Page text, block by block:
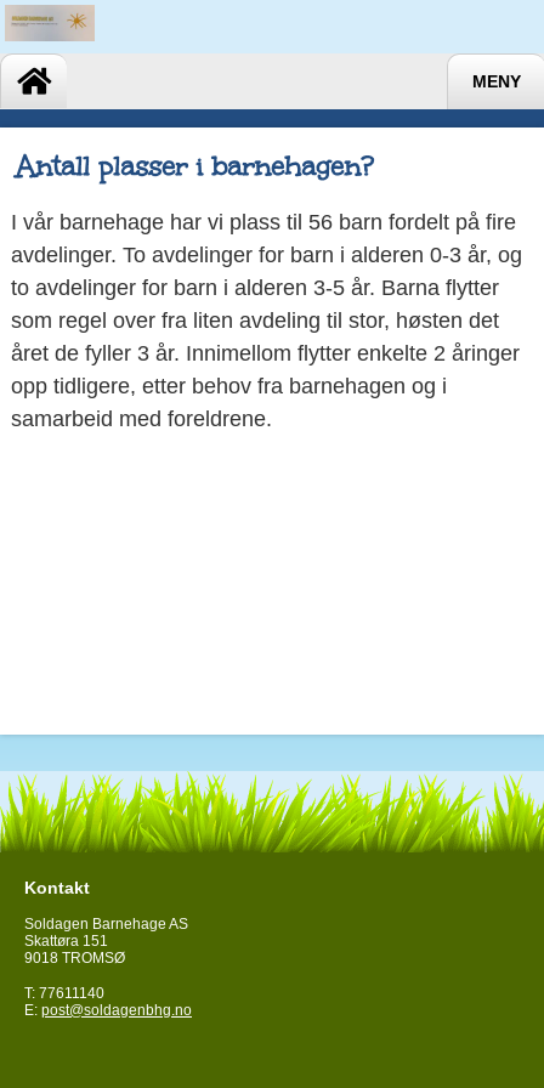
MENY
Antall plasser i barnehagen?
I vår barnehage har vi plass til 56 barn fordelt på fire
avdelinger. To avdelinger for barn i alderen 0-3 år, og
to avdelinger for barn i alderen 3-5 år. Barna flytter
som regel over fra liten avdeling til stor, høsten det
året de fyller 3 år. Innimellom flytter enkelte 2 åringer
opp tidligere, etter behov fra barnehagen og i
samarbeid med foreldrene.
Kontakt
Soldagen Barnehage AS
Skattøra 151
9018 TROMSØ
T: 77611140
E: post@soldagenbhg.no